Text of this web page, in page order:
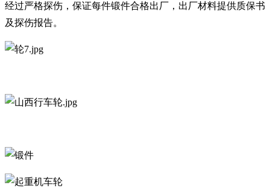
经过严格探伤，保证每件锻件合格出厂，出厂材料提供质保书
及探伤报告。